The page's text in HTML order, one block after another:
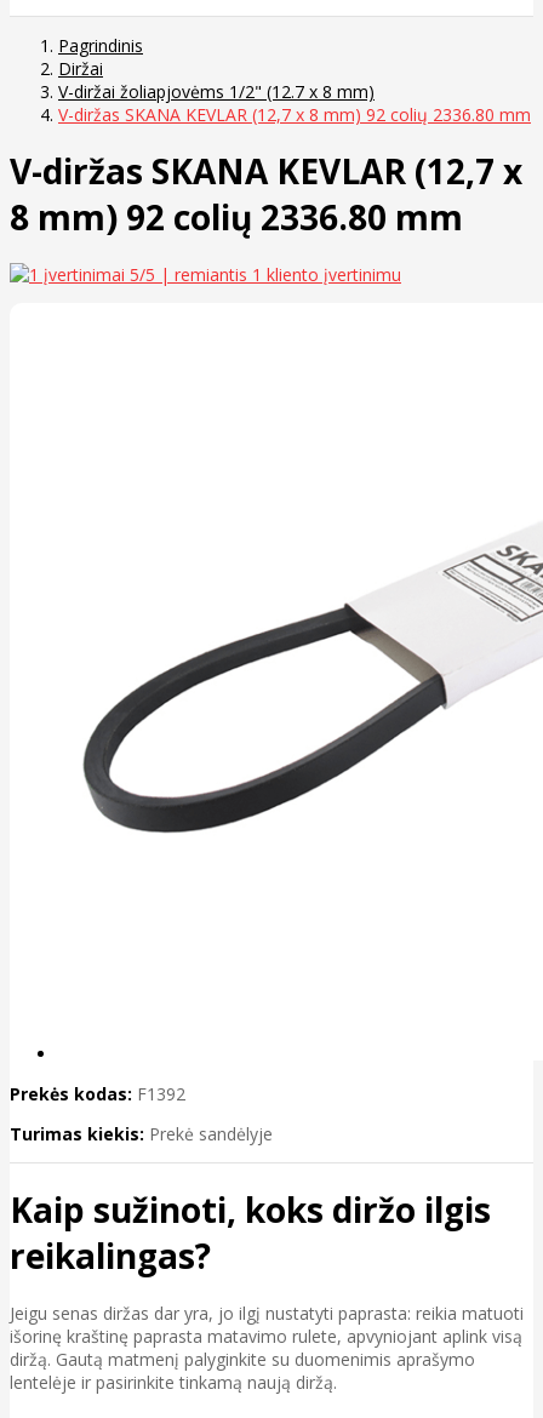
Pagrindinis
Diržai
V-diržai žoliapjovėms 1/2" (12.7 x 8 mm)
V-diržas SKANA KEVLAR (12,7 x 8 mm) 92 colių 2336.80 mm
V-diržas SKANA KEVLAR (12,7 x
8 mm) 92 colių 2336.80 mm
5/5 | remiantis 1 kliento įvertinimu
Prekės kodas: F1392
Turimas kiekis: Prekė sandėlyje
Kaip sužinoti, koks diržo ilgis
reikalingas?
Jeigu senas diržas dar yra, jo ilgį nustatyti paprasta: reikia matuoti
išorinę kraštinę paprasta matavimo rulete, apvyniojant aplink visą
diržą. Gautą matmenį palyginkite su duomenimis aprašymo
lentelėje ir pasirinkite tinkamą naują diržą.